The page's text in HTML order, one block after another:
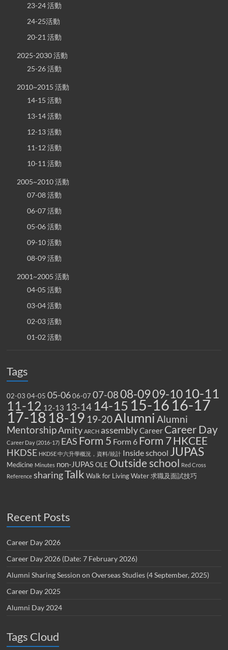
23-24 活動
24-25活動
20-21 活動
2025-2030 活動
25-26 活動
2010~2015 活動
14-15 活動
13-14 活動
12-13 活動
11-12 活動
10-11 活動
2005~2010 活動
07-08 活動
06-07 活動
05-06 活動
09-10 活動
08-09 活動
2001~2005 活動
04-05 活動
03-04 活動
02-03 活動
01-02 活動
Tags
02-03 04-05 05-06 06-07 07-0808-0909-10 10-11
11-12 12-13 13-14 14-15 15-16 16-17
17-18 18-19 19-20Alumni Alumni
MentorshipAmity ARCH assemblyCareer Career Day
Career Day (2016-17) EAS Form 5 Form 6 Form 7HKCEE
HKDSE HKDSE 中六升學概況，資料/統計 Inside school JUPAS
Medicine Minutes non-JUPAS OLE Outside school Red Cross
Reference sharingTalk Walk for Living Water 求職及面試技巧
Recent Posts
Career Day 2026
Career Day 2026 (Date: 7 February 2026)
Alumni Sharing Session on Overseas Studies (4 September, 2025)
Career Day 2025
Alumni Day 2024
Tags Cloud